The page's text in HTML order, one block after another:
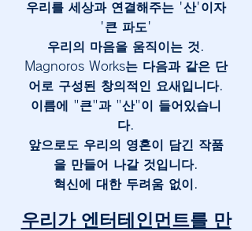
우리를 세상과 연결해주는 '산'이자
'큰 파도'
우리의 마음을 움직이는 것.
Magnoros Works는 다음과 같은 단
어로 구성된 창의적인 요새입니다.
이름에 "큰"과 "산"이 들어있습니
다.
앞으로도 우리의 영혼이 담긴 작품
을 만들어 나갈 것입니다.
혁신에 대한 두려움 없이.
우리가 엔터테인먼트를 만